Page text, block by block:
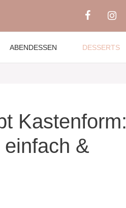
ABENDESSEN DESSERTS
Kastenform:
&